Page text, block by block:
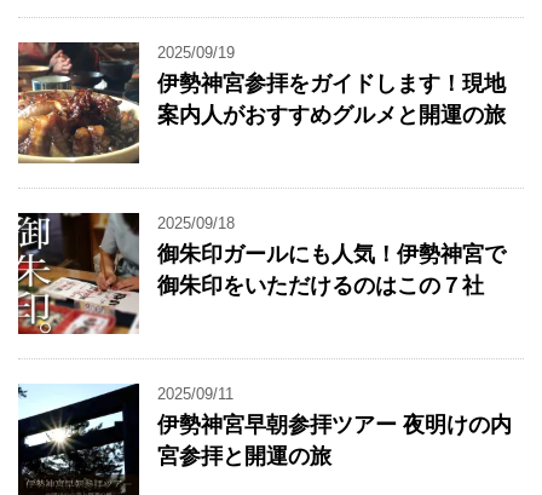
2025/09/19
伊勢神宮参拝をガイドします！現地
案内人がおすすめグルメと開運の旅
2025/09/18
御朱印ガールにも人気！伊勢神宮で
御朱印をいただけるのはこの７社
2025/09/11
伊勢神宮早朝参拝ツアー 夜明けの内
宮参拝と開運の旅